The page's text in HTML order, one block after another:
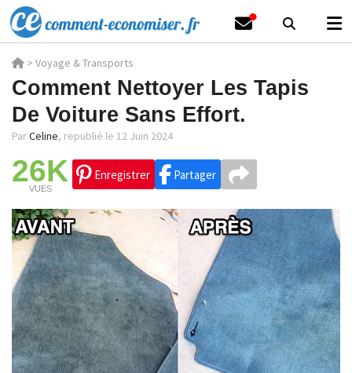
> Voyage & Transports
Comment Nettoyer Les Tapis
De Voiture Sans Effort.
ParCeline, republié le 12 Juin 2024
26K
VUES
Enregistrer Partager